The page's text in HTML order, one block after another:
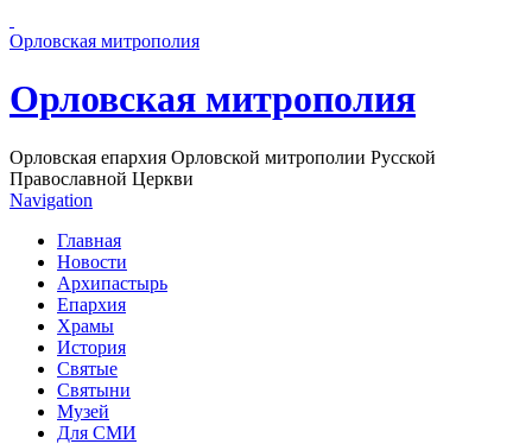
Орловская митрополия
Орловская митрополия
Орловская епархия Орловской митрополии Русской
Православной Церкви
Navigation
Главная
Новости
Архипастырь
Епархия
Храмы
История
Святые
Святыни
Музей
Для СМИ